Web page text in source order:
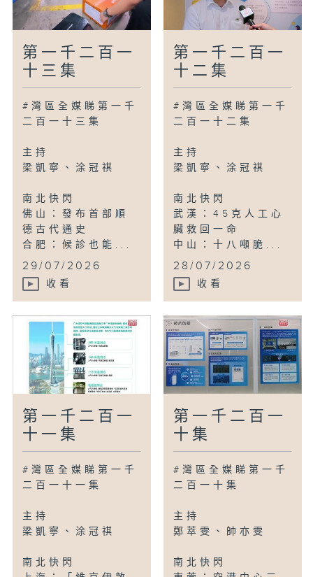
第一千二百一
十三集
#灣區全媒睇第一千
二百一十三集
主持
梁凱寧、涂冠祺
南北快閃
佛山：發布首部順
德古代通史
合肥：候診也能...
29/07/2026
收看
第一千二百一
十二集
#灣區全媒睇第一千
二百一十二集
主持
梁凱寧、涂冠祺
南北快閃
武漢：45克人工心
臟救回一命
中山：十八噸脆...
28/07/2026
收看
第一千二百一
十一集
#灣區全媒睇第一千
二百一十一集
主持
梁凱寧、涂冠祺
南北快閃
第一千二百一
十集
#灣區全媒睇第一千
二百一十集
主持
鄭萃雯、帥亦雯
南北快閃